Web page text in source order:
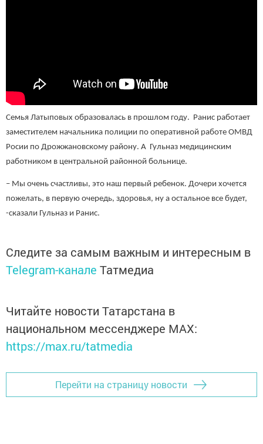
Семья Латыповых образовалась в прошлом году. Ранис работает
заместителем начальника полиции по оперативной работе ОМВД
Росии по Дрожжановскому району. А Гульназ медицинским
работником в центральной районной больнице.
– Мы очень счастливы, это наш первый ребенок. Дочери хочется
пожелать, в первую очередь, здоровья, ну а остальное все будет,
-сказали Гульназ и Ранис.
Следите за самым важным и интересным в
Telegram-канале Татмедиа
Читайте новости Татарстана в
национальном мессенджере MАХ:
https://max.ru/tatmedia
Перейти на страницу новости